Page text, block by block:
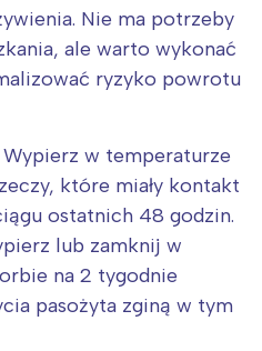
Nie ma potrzeby
ale warto wykonać
ryzyko powrotu
Wypierz w temperaturze
które miały kontakt
ostatnich 48 godzin.
lub zamknij w
na 2 tygodnie
pasożyta zginą w tym
Śląsk
Kraków
Południe
Wszystkie